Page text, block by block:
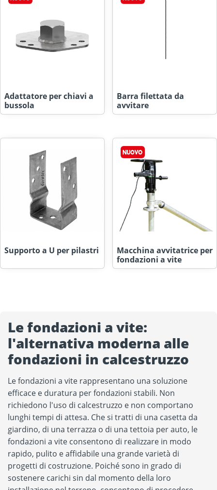
Adattatore per chiavi a
bussola
Barra filettata da
avvitare
Supporto a U per pilastri
Macchina avvitatrice per
fondazioni a vite
Le fondazioni a vite:
l'alternativa moderna alle
fondazioni in calcestruzzo
Le fondazioni a vite rappresentano una soluzione
efficace e duratura per fondazioni stabili. Non
richiedono l'uso di calcestruzzo e non comportano
lunghi tempi di attesa. Che si tratti di una casetta da
giardino, di una terrazza o di una tettoia per auto, le
fondazioni a vite consentono di realizzare in modo
rapido, pulito e affidabile una grande varietà di
progetti di costruzione. Poiché sono in grado di
sostenere carichi sin dal momento della loro